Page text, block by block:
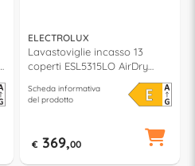
ELECTROLUX
Lavastoviglie incasso 13
coperti ESL5315LO AirDry
Scheda informativa
del prodotto
€ 369,00